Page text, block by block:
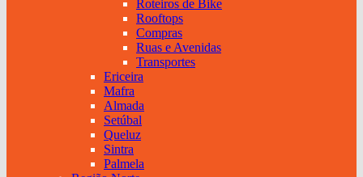
Roteiros de Bike
Rooftops
Compras
Ruas e Avenidas
Transportes
Ericeira
Mafra
Almada
Setúbal
Queluz
Sintra
Palmela